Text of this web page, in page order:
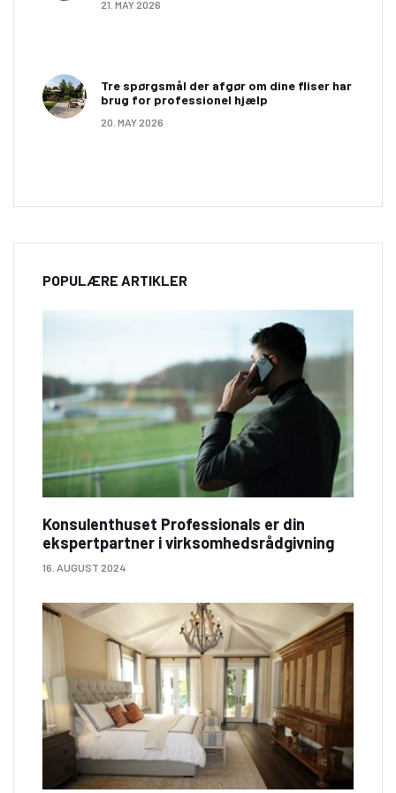
21. MAY 2026
Tre spørgsmål der afgør om dine fliser har
brug for professionel hjælp
20. MAY 2026
POPULÆRE ARTIKLER
Konsulenthuset Professionals er din
ekspertpartner i virksomhedsrådgivning
16. AUGUST 2024